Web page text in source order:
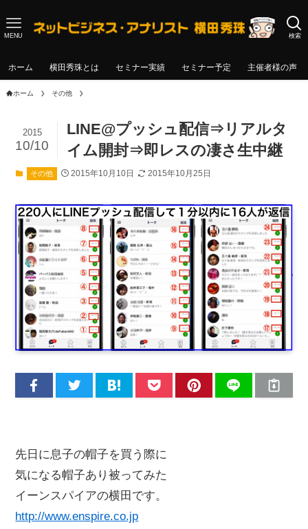
検索
MENU
ホーム 横田秀珠とは セミナー実績 セミナー予定 主催者様の声
ホーム その他
LINE@プッシュ配信⇒リアルタ
イム開封⇒即レスの凄さ生中継
2015
10/10
その他 2015年10月10日 2015年10月25日
先日に息子の帽子を買う際に
気になる帽子あり被ってみた
イーンスパイアの横田です。
http://www.enspire.co.jp